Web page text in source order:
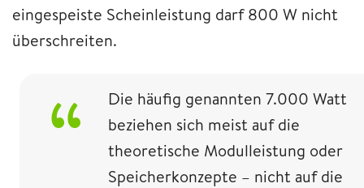
eingespeiste Scheinleistung darf 800 W nicht
überschreiten.
Die häufig genannten 7.000 Watt
beziehen sich meist auf die
theoretische Modulleistung oder
Speicherkonzepte – nicht auf die